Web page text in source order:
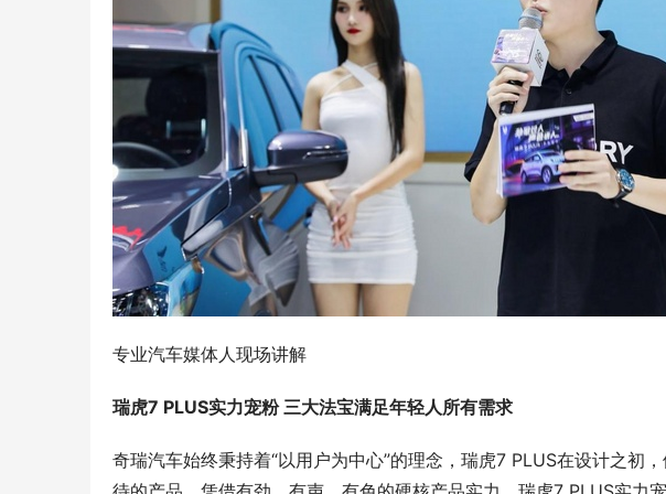
专业汽车媒体人现场讲解
瑞虎7 PLUS实力宠粉 三大法宝满足年轻人所有需求
奇瑞汽车始终秉持着“以用户为中心”的理念，瑞虎7 PLUS在设计之初